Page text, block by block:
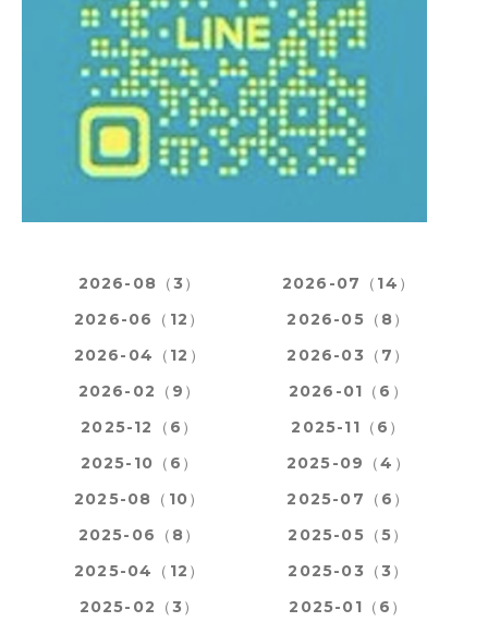
2026-08（3）
2026-07（14）
2026-06（12）
2026-05（8）
2026-04（12）
2026-03（7）
2026-02（9）
2026-01（6）
2025-12（6）
2025-11（6）
2025-10（6）
2025-09（4）
2025-08（10）
2025-07（6）
2025-06（8）
2025-05（5）
2025-04（12）
2025-03（3）
2025-02（3）
2025-01（6）